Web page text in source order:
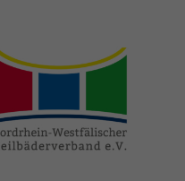
heilbaeder.de